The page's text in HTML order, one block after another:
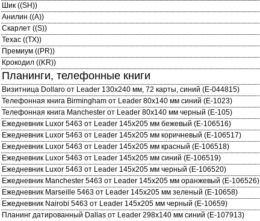
Шик ((SH))
Анилин ((A))
Скарлет ((S))
Техас ((TX))
Премиум ((PR))
Крокодил ((KR))
Планинги, телефонные книги
Визитница Dollaro от Leader 130х240 мм, 72 карты, синий (E-044815)
Телефонная книга Birmingham от Leader 80х140 мм синий (E-1023)
Телефонная книга Manchester от Leader 80х140 мм черный (E-105)
Ежедневник Luxor 5463 от Leader 145x205 мм бежевый (E-106516)
Ежедневник Luxor 5463 от Leader 145x205 мм коричневый (E-106517)
Ежедневник Luxor 5463 от Leader 145x205 мм красный (E-106518)
Ежедневник Luxor 5463 от Leader 145x205 мм синий (E-106519)
Ежедневник Luxor 5463 от Leader 145x205 мм черный (E-106520)
Ежедневник Manchester 5463 от Leader 145x205 мм оранжевый (E-106526)
Ежедневник Marseille 5463 от Leader 145x205 мм зеленый (E-10658)
Ежедневник Nairobi 5463 от Leader 145x205 мм черный (E-10659)
Планинг датированный Dallas от Leader 298х140 мм синий (E-107913)